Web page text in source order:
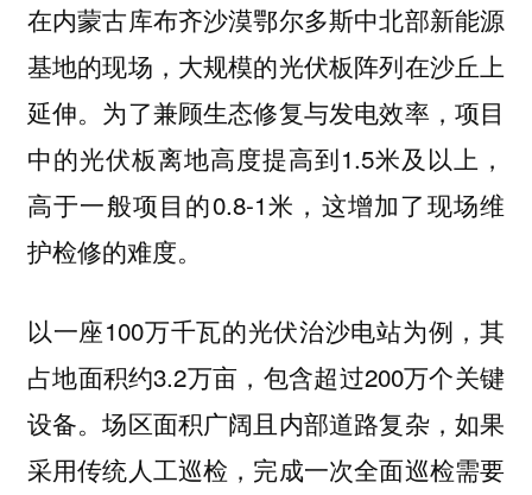
在内蒙古库布齐沙漠鄂尔多斯中北部新能源
基地的现场，大规模的光伏板阵列在沙丘上
延伸。为了兼顾生态修复与发电效率，项目
中的光伏板离地高度提高到1.5米及以上，
高于一般项目的0.8-1米，这增加了现场维
护检修的难度。
以一座100万千瓦的光伏治沙电站为例，其
占地面积约3.2万亩，包含超过200万个关键
设备。场区面积广阔且内部道路复杂，如果
采用传统人工巡检，完成一次全面巡检需要